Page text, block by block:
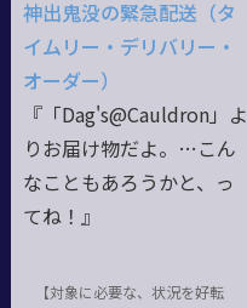
神出鬼没の緊急配送（タ
イムリー・デリバリー・
オーダー）
『「Dag's@Cauldron」よ
りお届け物だよ。…こん
なこともあろうかと、っ
てね！』
【対象に必要な、状況を好転